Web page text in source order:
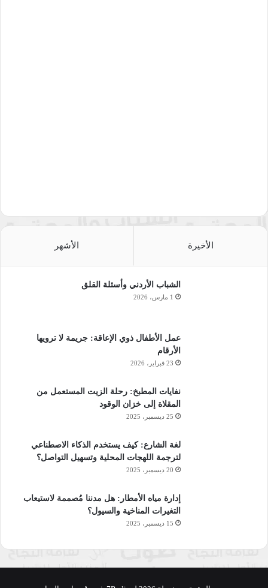
الأخيرة الأشهر
الشباب الأردني وأسئلة القلق
1 مارس، 2026
عمل الأطفال ذوي الإعاقة: جريمة لا ترويها
الأرقام
23 فبراير، 2026
نفايات المطبخ: رحلة الزيت المستعمل من
المقلاة إلى خزان الوقود
25 ديسمبر، 2025
لغة الشارع: كيف يستخدم الذكاء الاصطناعي
لترجمة اللهجات المحلية وتسهيل التواصل؟
20 ديسمبر، 2025
إدارة مياه الأمطار: هل مدننا مُصممة لاستيعاب
التغيرات المناخية والسيول؟
15 ديسمبر، 2025